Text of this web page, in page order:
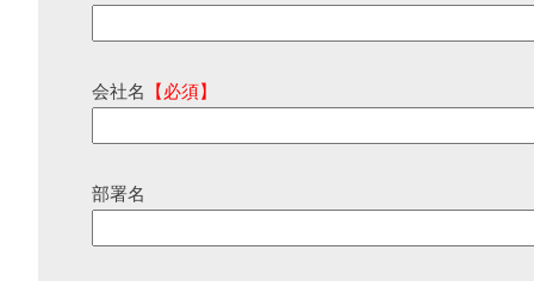
会社名 【必須】
部署名